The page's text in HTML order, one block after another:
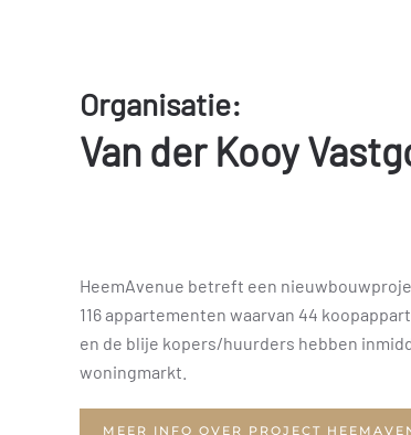
Organisatie:
Van der Kooy
HeemAvenue betreft een
116 appartementen waarvan 44
en de blije kopers/huurders hebben
woningmarkt.
MEER INFO OVER PROJECT